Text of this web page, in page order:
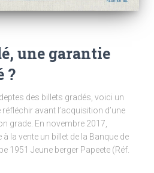
une garantie
?
des billets gradés, voici un
avant l’acquisition d’une
grade. En novembre 2017,
la vente un billet de la Banque de
1951 Jeune berger Papeete (Réf.